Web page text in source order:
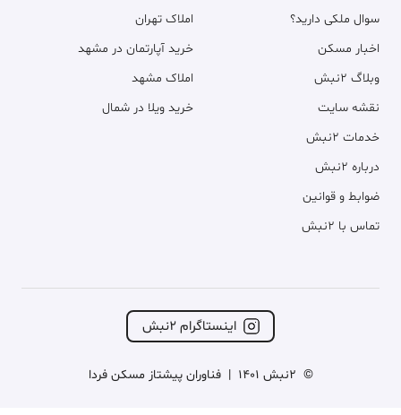
سوال ملکی دارید؟
اخبار مسکن
وبلاگ ۲نبش
نقشه سایت
خدمات ۲نبش
درباره ۲نبش
ضوابط و قوانین
تماس با ۲نبش
املاک تهران
خرید آپارتمان در مشهد
املاک مشهد
خرید ویلا در شمال
اینستاگرام ۲نبش
© 2نبش 1401 | فناوران پیشتاز مسکن فردا